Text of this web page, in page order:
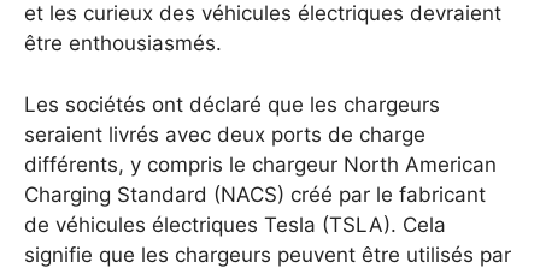
et les curieux des véhicules électriques devraient
être enthousiasmés.
Les sociétés ont déclaré que les chargeurs
seraient livrés avec deux ports de charge
différents, y compris le chargeur North American
Charging Standard (NACS) créé par le fabricant
de véhicules électriques Tesla (TSLA). Cela
signifie que les chargeurs peuvent être utilisés par